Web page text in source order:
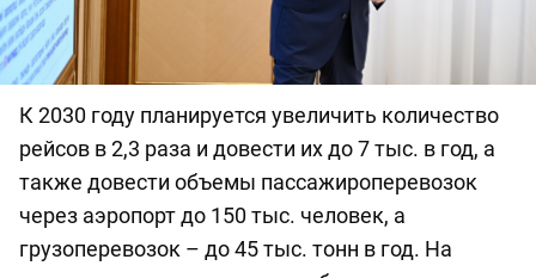
К 2030 году планируется увеличить количество
рейсов в 2,3 раза и довести их до 7 тыс. в год, а
также довести объемы пассажироперевозок
через аэропорт до 150 тыс. человек, а
грузоперевозок – до 45 тыс. тонн в год. На